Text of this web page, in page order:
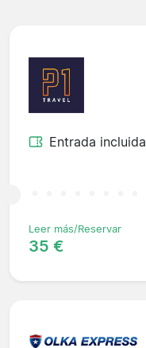
Entrada incluida
Leer más/Reservar
35 €